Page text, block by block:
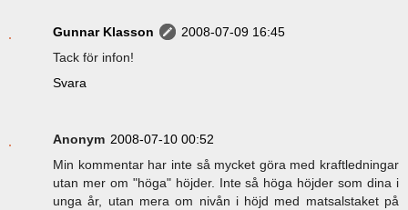
Gunnar Klasson
2008-07-09 16:45
Tack för infon!
Svara
Anonym 2008-07-10 00:52
Min kommentar har inte så mycket göra med kraftledningar
utan mer om "höga" höjder. Inte så höga höjder som dina i
unga år, utan mera om nivån i höjd med matsalstaket på